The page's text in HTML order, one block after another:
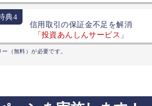
典4
信用取引の保証金不足を解消
「投資あんしんサービス」
（無料）が必要です。